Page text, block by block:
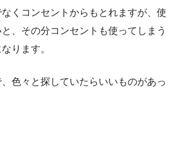
くコンセントからもとれますが、使
、その分コンセントも使ってしまう
ります。
色々と探していたらいいものがあっ